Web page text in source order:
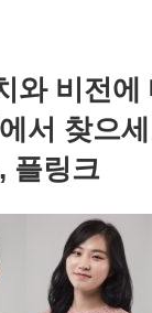
와 비전
서 찾으
플링크